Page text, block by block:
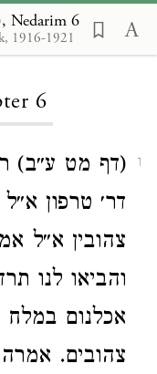
Nedarim 6
1916-1921
6
1
(דף מט ע״ב)
דר׳ טרפון
צהובין א״ל
והביאו לנו
אכלנום במלח
צהובים.